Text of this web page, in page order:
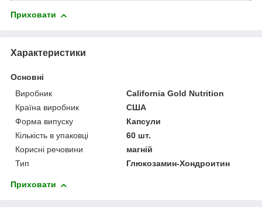
Приховати
Характеристики
Основні
Виробник
California Gold Nutrition
Країна виробник
США
Форма випуску
Капсули
Кількість в упаковці
60 шт.
Корисні речовини
магній
Тип
Глюкозамин-Хондроитин
Приховати